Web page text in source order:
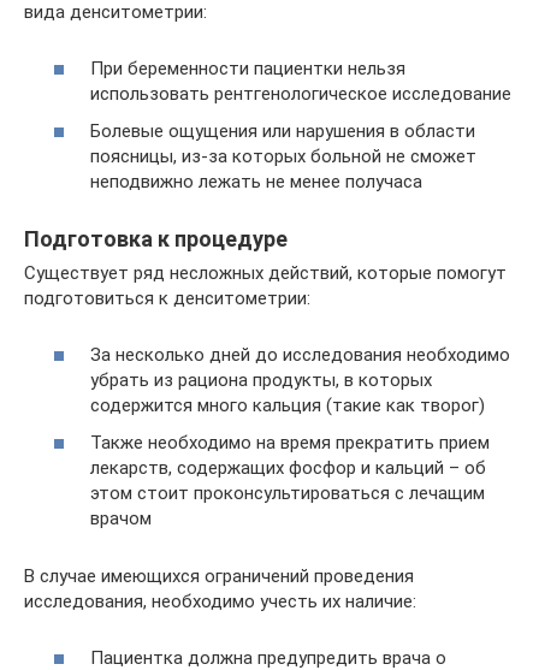
вида денситометрии:
При беременности пациентки нельзя
использовать рентгенологическое исследование
Болевые ощущения или нарушения в области
поясницы, из-за которых больной не сможет
неподвижно лежать не менее получаса
Подготовка к процедуре
Существует ряд несложных действий, которые помогут
подготовиться к денситометрии:
За несколько дней до исследования необходимо
убрать из рациона продукты, в которых
содержится много кальция (такие как творог)
Также необходимо на время прекратить прием
лекарств, содержащих фосфор и кальций – об
этом стоит проконсультироваться с лечащим
врачом
В случае имеющихся ограничений проведения
исследования, необходимо учесть их наличие:
Пациентка должна предупредить врача о